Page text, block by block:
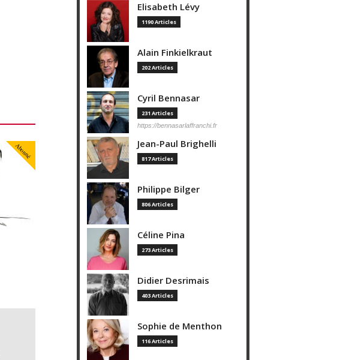
Abonné
Elisabeth Lévy
1190 Articles
Alain Finkielkraut
202 Articles
Cyril Bennasar
231 Articles
https://bennasarlaffranchi.fr
Jean-Paul Brighelli
817 Articles
Philippe Bilger
806 Articles
Céline Pina
273 Articles
Didier Desrimais
403 Articles
Sophie de Menthon
116 Articles